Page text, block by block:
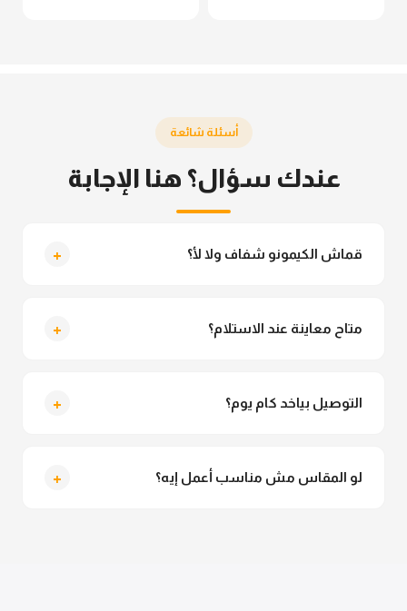
أسئلة شائعة
عندك سؤال؟ هنا الإجابة
قماش الكيمونو شفاف ولا لأ؟ +
متاح معاينة عند الاستلام؟ +
التوصيل بياخد كام يوم؟ +
لو المقاس مش مناسب أعمل إيه؟ +